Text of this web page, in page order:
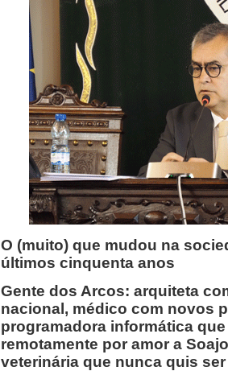
O (muito) que mudou na
últimos cinquenta anos
Gente dos Arcos: arquiteta
nacional, médico com novos
programadora informática
remotamente por amor a
veterinária que nunca quis